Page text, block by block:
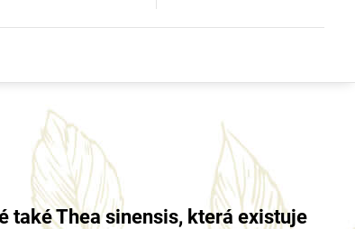
také Thea sinensis, která existuje